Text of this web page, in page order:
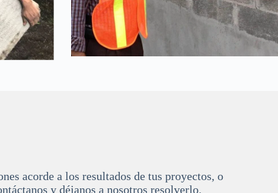
acorde a los resultados de tus proyectos, o
y déjanos a nosotros resolverlo.